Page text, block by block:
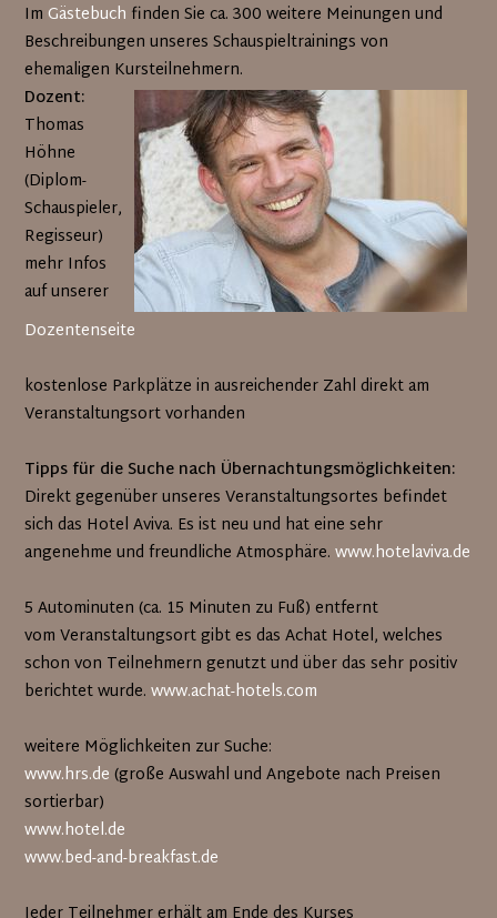
ImGästebuch finden Sie ca. 300 weitere Meinungen und
Beschreibungen unseres Schauspieltrainings von
ehemaligen Kursteilnehmern.
Dozent:
Thomas
Höhne
(Diplom-
Schauspieler,
Regisseur)
mehr Infos
auf unserer
Dozentenseite
kostenlose Parkplätze in ausreichender Zahl direkt am
Veranstaltungsort vorhanden
Tipps für die Suche nach Übernachtungsmöglichkeiten:
Direkt gegenüber unseres Veranstaltungsortes befindet
sich das Hotel Aviva. Es ist neu und hat eine sehr
angenehme und freundliche Atmosphäre.www.hotelaviva.de
5 Autominuten (ca. 15 Minuten zu Fuß) entfernt
vom Veranstaltungsort gibt es das Achat Hotel, welches
schon von Teilnehmern genutzt und über das sehr positiv
berichtet wurde.www.achat-hotels.com
weitere Möglichkeiten zur Suche:
www.hrs.de (große Auswahl und Angebote nach Preisen
sortierbar)
www.hotel.de
www.bed-and-breakfast.de